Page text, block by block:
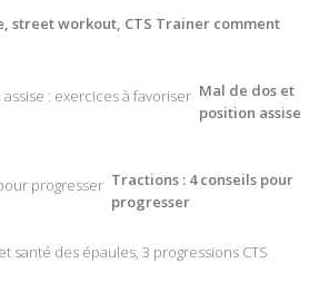
street workout, CTS Trainer comment
Mal de dos et
position assise
Tractions : 4 conseils pour
progresser